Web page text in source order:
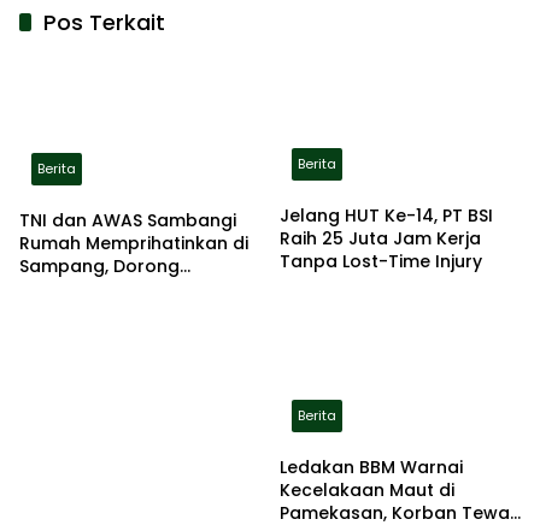
Pos Terkait
Berita
TNI dan AWAS Sambangi
Rumah Memprihatinkan di
Sampang, Dorong
Berita
Jelang HUT Ke-14, PT BSI
Raih 25 Juta Jam Kerja
Tanpa Lost-Time Injury
Berita
Ledakan BBM Warnai
Kecelakaan Maut di
Pamekasan, Korban Tewas